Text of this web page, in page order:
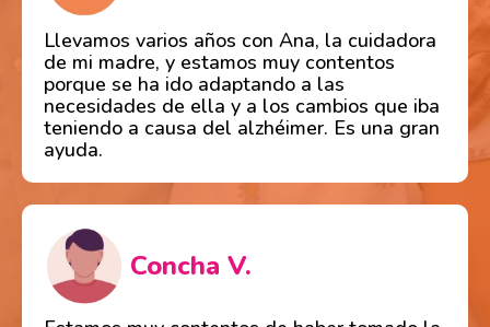
Llevamos varios años con Ana, la cuidadora
de mi madre, y estamos muy contentos
porque se ha ido adaptando a las
necesidades de ella y a los cambios que iba
teniendo a causa del alzhéimer. Es una gran
ayuda.
Concha V.